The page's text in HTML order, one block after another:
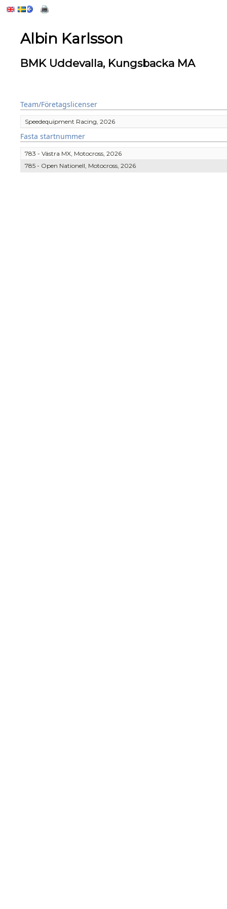
Albin Karlsson
BMK Uddevalla, Kungsbacka MA
Team/Företagslicenser
Speedequipment Racing, 2026
Fasta startnummer
783 - Västra MX, Motocross, 2026
785 - Open Nationell, Motocross, 2026